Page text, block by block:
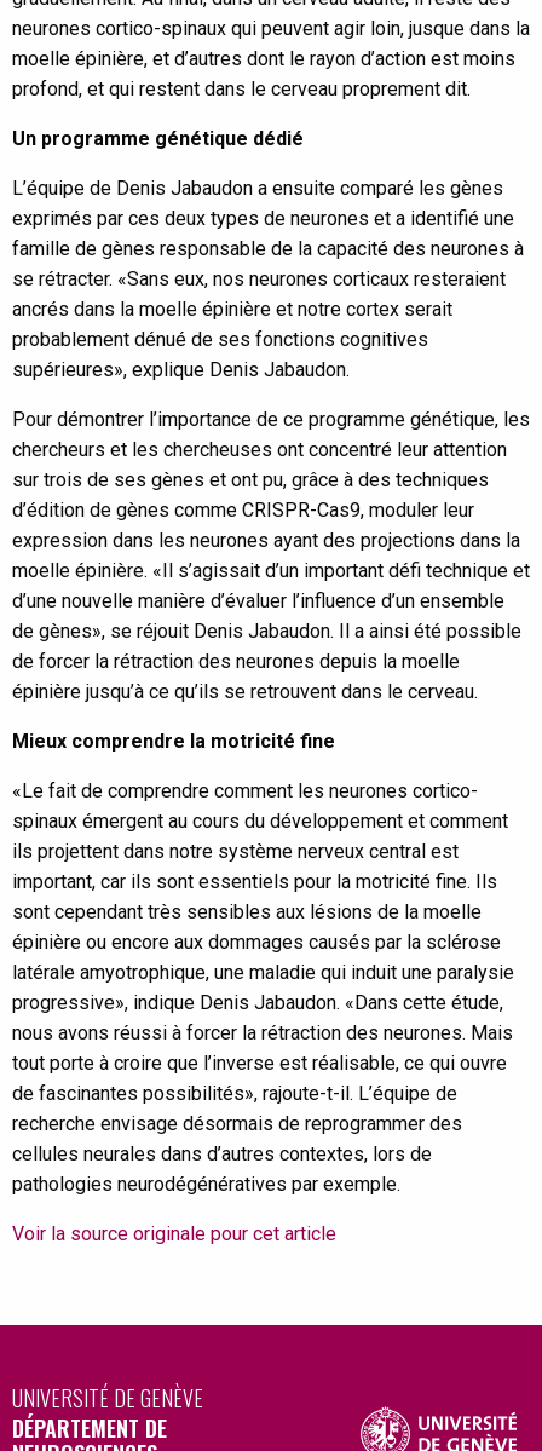
neurones cortico-spinaux qui peuvent agir loin, jusque dans la
moelle épinière, et d’autres dont le rayon d’action est moins
profond, et qui restent dans le cerveau proprement dit.
Un programme génétique dédié
L’équipe de Denis Jabaudon a ensuite comparé les gènes
exprimés par ces deux types de neurones et a identifié une
famille de gènes responsable de la capacité des neurones à
se rétracter. «Sans eux, nos neurones corticaux resteraient
ancrés dans la moelle épinière et notre cortex serait
probablement dénué de ses fonctions cognitives
supérieures», explique Denis Jabaudon.
Pour démontrer l’importance de ce programme génétique, les
chercheurs et les chercheuses ont concentré leur attention
sur trois de ses gènes et ont pu, grâce à des techniques
d’édition de gènes comme CRISPR-Cas9, moduler leur
expression dans les neurones ayant des projections dans la
moelle épinière. «Il s’agissait d’un important défi technique et
d’une nouvelle manière d’évaluer l’influence d’un ensemble
de gènes», se réjouit Denis Jabaudon. Il a ainsi été possible
de forcer la rétraction des neurones depuis la moelle
épinière jusqu’à ce qu’ils se retrouvent dans le cerveau.
Mieux comprendre la motricité fine
«Le fait de comprendre comment les neurones cortico-
spinaux émergent au cours du développement et comment
ils projettent dans notre système nerveux central est
important, car ils sont essentiels pour la motricité fine. Ils
sont cependant très sensibles aux lésions de la moelle
épinière ou encore aux dommages causés par la sclérose
latérale amyotrophique, une maladie qui induit une paralysie
progressive», indique Denis Jabaudon. «Dans cette étude,
nous avons réussi à forcer la rétraction des neurones. Mais
tout porte à croire que l’inverse est réalisable, ce qui ouvre
de fascinantes possibilités», rajoute-t-il. L’équipe de
recherche envisage désormais de reprogrammer des
cellules neurales dans d’autres contextes, lors de
pathologies neurodégénératives par exemple.
Voir la source originale pour cet article
UNIVERSITÉ DE GENÈVE
DÉPARTEMENT DE